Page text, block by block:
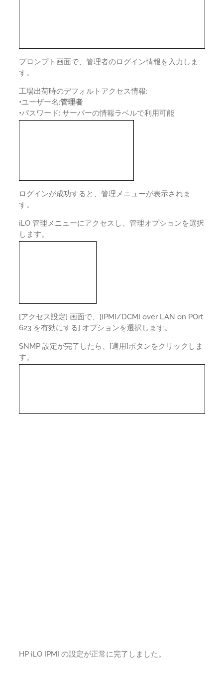
プロンプト画面で、管理者のログイン情報を入力しま
す。
工場出荷時のデフォルトアクセス情報:
•ユーザー名:管理者
•パスワード: サーバーの情報ラベルで利用可能
ログインが成功すると、管理メニューが表示されま
す。
iLO 管理メニューにアクセスし、管理オプションを選択
します。
[アクセス設定] 画面で、[IPMI/DCMI over LAN on POrt
623 を有効にする] オプションを選択します。
SNMP 設定が完了したら、[適用]ボタンをクリックしま
す。
HP iLO IPMI の設定が正常に完了しました。